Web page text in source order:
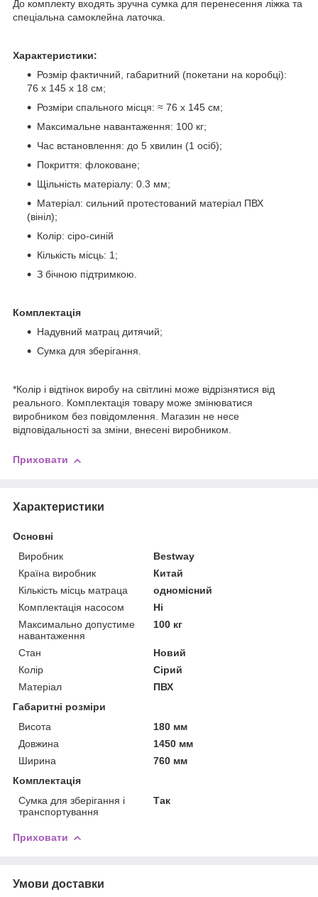
До комплекту входять зручна сумка для перенесення ліжка та
спеціальна самоклейна латочка.
Характеристики:
Розмір фактичний, габаритний (покетани на коробці):
76 х 145 х 18 см;
Розміри спального місця: ≈ 76 х 145 см;
Максимальне навантаження: 100 кг;
Час встановлення: до 5 хвилин (1 осіб);
Покриття: флоковане;
Щільність матеріалу: 0.3 мм;
Матеріал: сильний протестований матеріал ПВХ
(вініл);
Колір: сіро-синій
Кількість місць: 1;
З бічною підтримкою.
Комплектація
Надувний матрац дитячий;
Сумка для зберігання.
*Колір і відтінок виробу на світлині може відрізнятися від
реального. Комплектація товару може змінюватися
виробником без повідомлення. Магазин не несе
відповідальності за зміни, внесені виробником.
Приховати
Характеристики
Основні
Виробник
Bestway
Країна виробник
Китай
Кількість місць матраца
одномісний
Комплектація насосом
Ні
Максимально допустиме
навантаження
100 кг
Стан
Новий
Колір
Сірий
Матеріал
ПВХ
Габаритні розміри
Висота
180 мм
Довжина
1450 мм
Ширина
760 мм
Комплектація
Сумка для зберігання і
транспортування
Так
Приховати
Умови доставки